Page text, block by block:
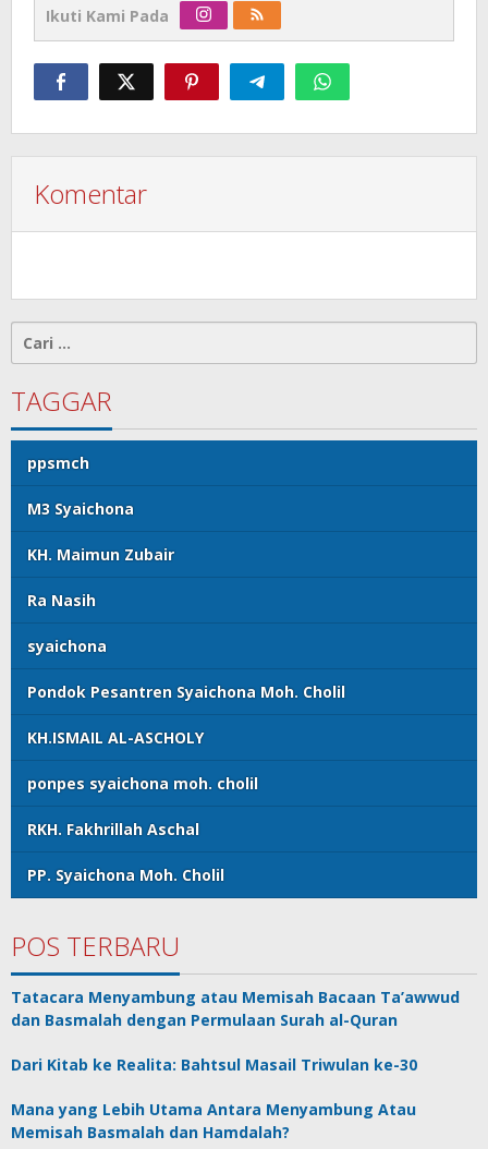
Ikuti Kami Pada
Komentar
untuk:
TAGGAR
ppsmch
M3 Syaichona
KH. Maimun Zubair
Ra Nasih
syaichona
Pondok Pesantren Syaichona Moh. Cholil
KH.ISMAIL AL-ASCHOLY
ponpes syaichona moh. cholil
RKH. Fakhrillah Aschal
PP. Syaichona Moh. Cholil
POS TERBARU
Tatacara Menyambung atau Memisah Bacaan Ta’awwud
dan Basmalah dengan Permulaan Surah al-Quran
Dari Kitab ke Realita: Bahtsul Masail Triwulan ke-30
Mana yang Lebih Utama Antara Menyambung Atau
Memisah Basmalah dan Hamdalah?